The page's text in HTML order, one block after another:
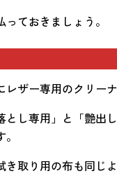
ておきましょう。
ザー専用のクリーナ
し専用」と「艶出
取り用の布も同じ